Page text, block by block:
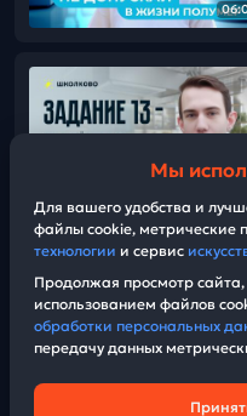
Мы
Для вашего удобства и
файлы cookie, метрические
технологии и сервис
Продолжая просмотр
использованием файлов
обработки персональных
передачу данных